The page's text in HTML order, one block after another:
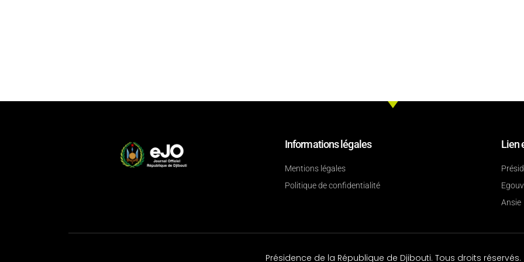
Informations légales
Mentions légales
Politique de confidentialité
Lien
Egouv
Ansie
Présidence de la République de Djibouti. Tous droits réservés.